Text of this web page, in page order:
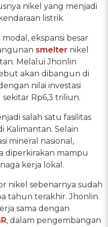
nikel yang menjadi
listrik.
ekspansi besar
smelter nikel
Melalui Jhonlin
akan dibangun di
nilai investasi
Rp6,3 triliun.
salah satu fasilitas
Kalimantan. Selain
mineral nasional,
diperkirakan mampu
kerja lokal.
nikel sebenarnya sudah
tahun terakhir. Jhonlin
sama dengan
, dalam pengembangan